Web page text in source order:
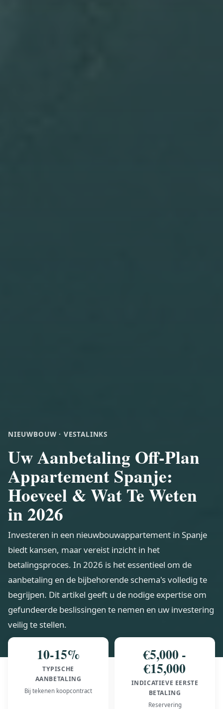
NIEUWBOUW · VESTALINKS
Uw Aanbetaling Off-Plan
Appartement Spanje:
Hoeveel & Wat Te Weten
in 2026
Investeren in een nieuwbouwappartement in Spanje
biedt kansen, maar vereist inzicht in het
betalingsproces. In 2026 is het essentieel om de
aanbetaling en de bijbehorende schema's volledig te
begrijpen. Dit artikel geeft u de nodige expertise om
gefundeerde beslissingen te nemen en uw investering
veilig te stellen.
10-15%
TYPISCHE
AANBETALING
Bij tekenen koopcontract
€5,000 -
€15,000
INDICATIEVE EERSTE
BETALING
Reservering